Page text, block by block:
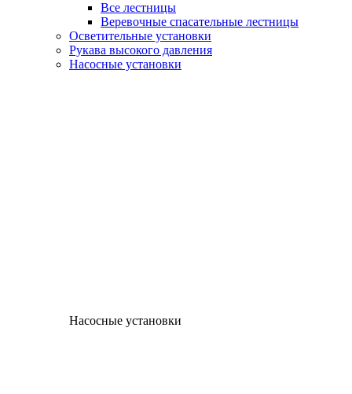
Все лестницы
Веревочные спасательные лестницы
Осветительные установки
Рукава высокого давления
Насосные установки
Насосные установки